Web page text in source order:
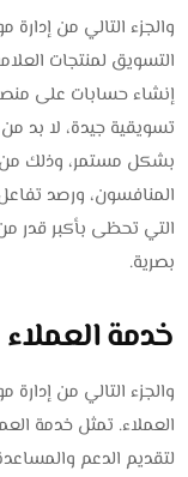
التسويق لمنتجات
إنشاء حسابات على
تسويقية جيدة، لا بد
بشكل مستمر، وذلك من
المنافسون، ورصد
التي تحظى بأكبر قدر
بصرية.
خدمة العملاء
العملاء. تمثل خدمة
لتقديم الدعم